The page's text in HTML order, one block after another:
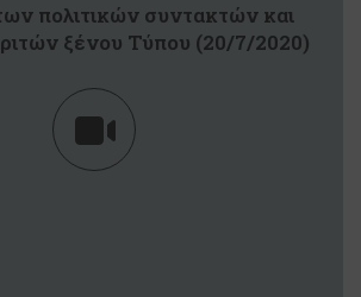
πολιτικών συντακτών και
ξένου Τύπου (20/7/2020)